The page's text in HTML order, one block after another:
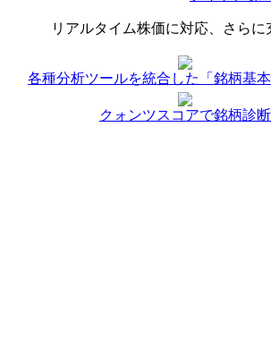
リアルタイム株価に対応、さら
各種分析ツールを統合した「銘柄基
クォンツスコアで銘柄診断